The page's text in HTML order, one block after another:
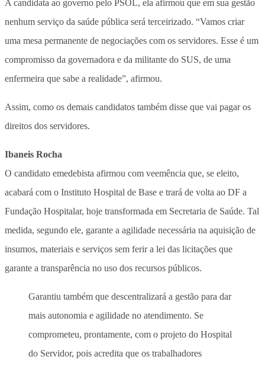
A candidata ao governo pelo PSOL, ela afirmou que em sua gestão
nenhum serviço da saúde pública será terceirizado. “Vamos criar
uma mesa permanente de negociações com os servidores. Esse é um
compromisso da governadora e da militante do SUS, de uma
enfermeira que sabe a realidade”, afirmou.
Assim, como os demais candidatos também disse que vai pagar os
direitos dos servidores.
Ibaneis Rocha
O candidato emedebista afirmou com veemência que, se eleito,
acabará com o Instituto Hospital de Base e trará de volta ao DF a
Fundação Hospitalar, hoje transformada em Secretaria de Saúde. Tal
medida, segundo ele, garante a agilidade necessária na aquisição de
insumos, materiais e serviços sem ferir a lei das licitações que
garante a transparência no uso dos recursos públicos.
Garantiu também que descentralizará a gestão para dar
mais autonomia e agilidade no atendimento. Se
comprometeu, prontamente, com o projeto do Hospital
do Servidor, pois acredita que os trabalhadores